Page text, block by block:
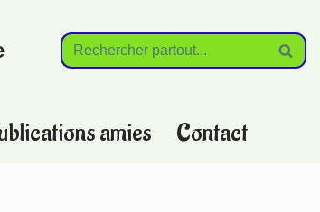
amies Contact